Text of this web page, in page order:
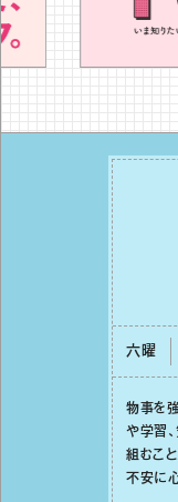
六曜
物事を
や学習
組むこ
不安に